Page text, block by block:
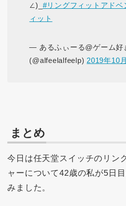
∠)_ #リングフィットアドベ
ィット
— あるふぃーる@ゲーム好
(@alfeelalfeelp) 2019年10
まとめ
今日は任天堂スイッチのリン
ャーについて42歳の私が5日
みました。